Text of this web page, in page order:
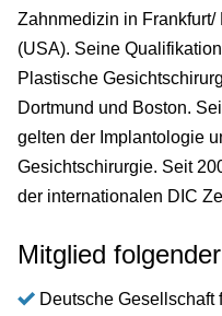
Zahnmedizin in
(USA). Seine
Plastische
Dortmund und Boston.
gelten der Implantologie
Gesichtschirurgie. Seit
der internationalen DIC
Mitglied
Deutsche Gesellschaft